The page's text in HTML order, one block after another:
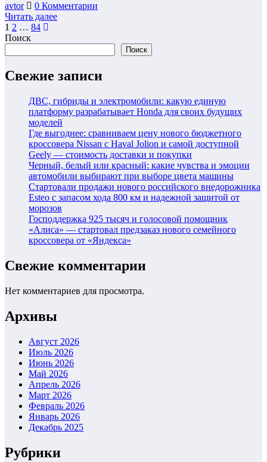
avtor
0 Комментарии
Читать далее
Пагинация
записей
1 2 … 84
Поиск
Поиск
Свежие записи
ДВС, гибриды и электромобили: какую единую
платформу разрабатывает Honda для своих будущих
моделей
Где выгоднее: сравниваем цену нового бюджетного
кроссовера Nissan с Haval Jolion и самой доступной
Geely — стоимость доставки и покупки
Черный, белый или красный: какие чувства и эмоции
автомобили выбирают при выборе цвета машины
Стартовали продажи нового российского внедорожника
Esteo с запасом хода 800 км и надежной защитой от
морозов
Господдержка 925 тысяч и голосовой помощник
«Алиса» — стартовал предзаказ нового семейного
кроссовера от «Яндекса»
Свежие комментарии
Нет комментариев для просмотра.
Архивы
Август 2026
Июль 2026
Июнь 2026
Май 2026
Апрель 2026
Март 2026
Февраль 2026
Январь 2026
Декабрь 2025
Рубрики